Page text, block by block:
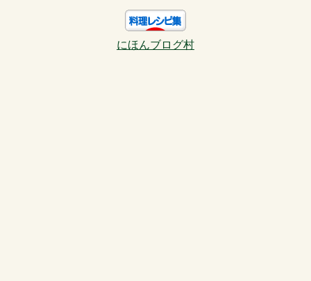
にほんブログ村